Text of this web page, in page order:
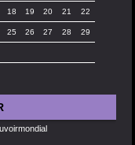
18 19 20 21 22
25 26 27 28 29